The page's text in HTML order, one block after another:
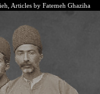
Articles by Fatemeh Ghaziha